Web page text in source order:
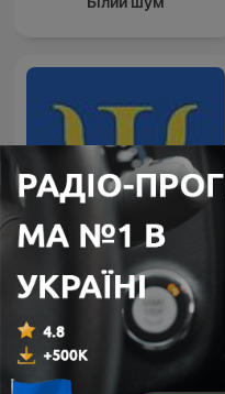
Психологія українською